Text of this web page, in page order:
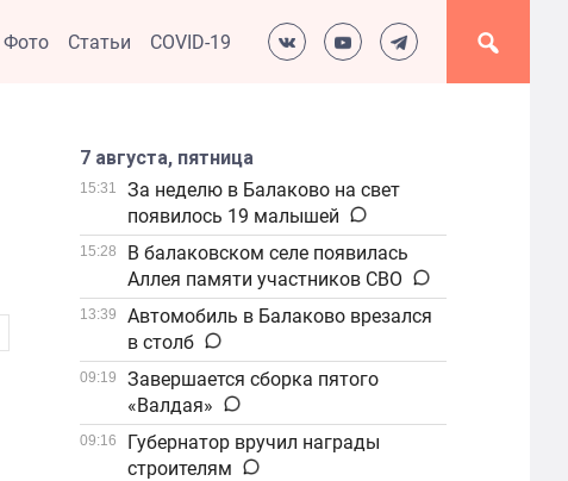
Фото Статьи COVID-19
7 августа, пятница
15:31
За неделю в Балаково на свет
появилось 19 малышей
15:28
В балаковском селе появилась
Аллея памяти участников СВО
13:39
Автомобиль в Балаково врезался
в столб
09:19
Завершается сборка пятого
«Валдая»
09:16
Губернатор вручил награды
строителям